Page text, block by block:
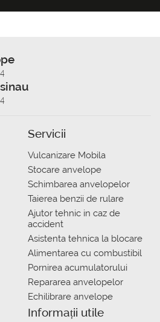
Servicii
Vulcanizare Mobila
Stocare anvelope
Schimbarea anvelopelor
Taierea benzii de rulare
Ajutor tehnic in caz de
accident
Asistenta tehnica la blocare
Alimentarea cu combustibil
Pornirea acumulatorului
Repararea anvelopelor
Echilibrare anvelope
Informații utile